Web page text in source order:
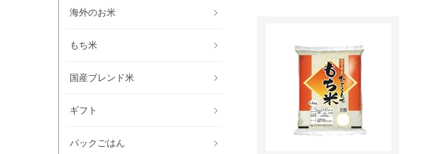
海外のお米
もち米
国産ブレンド米
ギフト
パックごはん